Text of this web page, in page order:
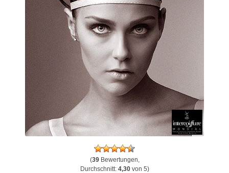
(39Bewertungen,
Durchschnitt: 4,30von 5)